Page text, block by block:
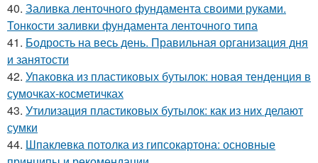
40. Заливка ленточного фундамента своими руками.
Тонкости заливки фундамента ленточного типа
41. Бодрость на весь день. Правильная организация дня
и занятости
42. Упаковка из пластиковых бутылок: новая тенденция в
сумочках-косметичках
43. Утилизация пластиковых бутылок: как из них делают
сумки
44. Шпаклевка потолка из гипсокартона: основные